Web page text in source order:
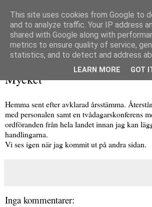
Mycket
Hemma sent efter avklarad årsstämma.
med personalen samt en tvådagarskonferens
ordföranden från hela landet innan jag kan
handlingarna.
Vi ses igen när jag kommit ut på andra sidan.
Inga kommentarer:
This site uses cookies from Google to
and to analyze traffic. Your IP address
shared with Google along with
metrics to ensure quality of service,
statistics, and to detect and address
LEARN MORE GOT